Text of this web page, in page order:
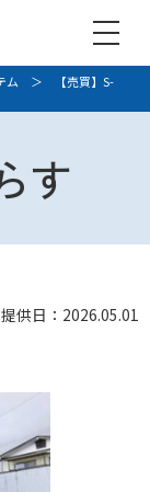
ム ＞ 【売買】S-
す
供日：2026.05.01